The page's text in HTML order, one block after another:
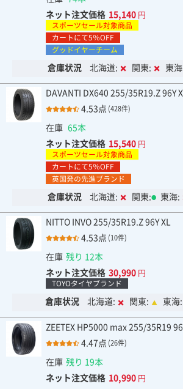
ネット注文価格 15,140 円
スポーツセール対象商品
カートにて5％OFF
グッドイヤーチーム
倉庫状況 北海道: 関東: 東
DAVANTI DX640 255/35R19.Z 96Y
4.53点 (428件)
在庫 65本
ネット注文価格 15,540 円
スポーツセール対象商品
カートにて5％OFF
英国発の先進ブランド
倉庫状況 北海道: 関東: 東海:
NITTO INVO 255/35R19.Z 96Y XL
4.53点 (10件)
在庫 残り 12本
ネット注文価格 30,990 円
TOYOタイヤブランド
倉庫状況 北海道: 関東: 東海:
ZEETEX HP5000 max 255/35R19
4.47点 (26件)
在庫 残り 19本
ネット注文価格 10,990 円